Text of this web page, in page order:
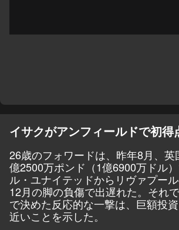
イサクがアンフィールドで初得
26歳のフォワードは、昨年8月、英
億2500万ポンド（1億6900万ドル
ル・ユナイテッドからリヴァプー
12月の脚の負傷で出遅れた。それ
で決めた反応的な一撃は、巨額投
近いことを示した。